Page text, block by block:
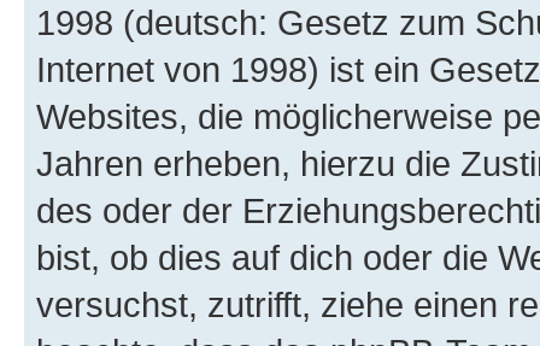
1998 (deutsch: Gesetz zum
Internet von 1998) ist ein
Websites, die möglicherweise
Jahren erheben, hierzu die
des oder der
bist, ob dies auf dich oder die
versuchst, zutrifft, ziehe einen